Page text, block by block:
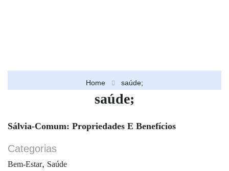
Home saúde;
saúde;
Sálvia-Comum: Propriedades E Benefícios
Categorias
Bem-Estar, Saúde